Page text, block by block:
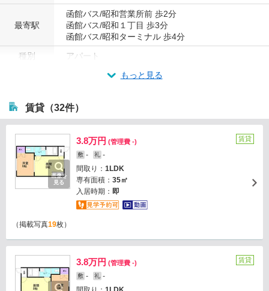
最寄駅
函館バス/昭和営業所前 歩2分
函館バス/昭和１丁目 歩3分
函館バス/昭和ターミナル 歩4分
種別
アパート
もっと見る
賃貸（32件）
画像を
見る
3.8万円 (管理費 -)
敷 - 礼 -
間取り： 1LDK
専有面積： 35㎡
入居時期： 即
賃貸
（掲載写真19枚）
3.8万円 (管理費 -)
敷 - 礼 -
賃貸